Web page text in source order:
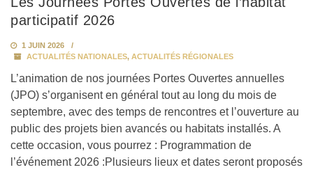
participatif 2026
1 JUIN 2026
ACTUALITÉS NATIONALES, ACTUALITÉS RÉGIONALES
L’animation de nos journées Portes Ouvertes annuelles
(JPO) s’organisent en général tout au long du mois de
septembre, avec des temps de rencontres et l’ouverture au
public des projets bien avancés ou habitats installés. A
cette occasion, vous pourrez : Programmation de
l’événement 2026 :Plusieurs lieux et dates seront proposés